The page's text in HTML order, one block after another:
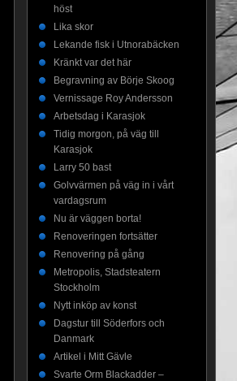
höst
Lika skor
Lekande fisk i Utnorabäcken
Kränkt var det här
Begravning av Börje Skoog
Vernissage Roy Andersson
Arbetsdag i Karasjok
Tidig morgon, på väg till
Karasjok
Larry 50 bast
Golvvärmen på väg in i vårt
vardagsrum
Nu är väggen borta!
Renoveringen fortsätter
Renovering på gång
Metropolis, Stadsteatern
Stockholm
Nytt inköp av konst
Dagstur till Söderfors och
Danmark
Artikel i Mitt Gävle
Svarte Orm Blackadder –